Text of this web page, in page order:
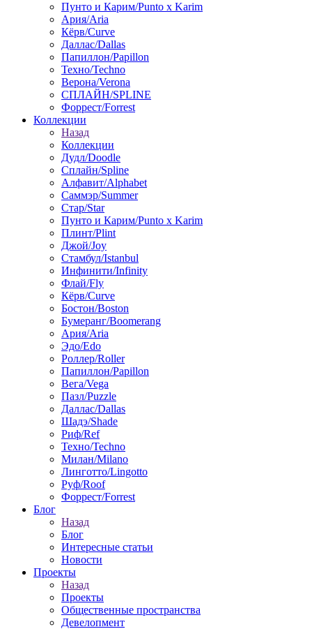
Пунто и Карим/Punto x Karim
Ария/Aria
Кёрв/Curve
Даллас/Dallas
Папиллон/Papillon
Техно/Techno
Верона/Verona
СПЛАЙН/SPLINE
Форрест/Forrest
Коллекции
Назад
Коллекции
Дудл/Doodle
Сплайн/Spline
Алфавит/Alphabet
Саммэр/Summer
Стар/Star
Пунто и Карим/Punto x Karim
Плинт/Plint
Джой/Joy
Стамбул/Istanbul
Инфинити/Infinity
Флай/Fly
Кёрв/Curve
Бостон/Boston
Бумеранг/Boomerang
Ария/Aria
Эдо/Edo
Роллер/Roller
Папиллон/Papillon
Вега/Vega
Пазл/Puzzle
Даллас/Dallas
Шадэ/Shade
Риф/Ref
Техно/Techno
Милан/Milano
Линготто/Lingotto
Руф/Roof
Форрест/Forrest
Блог
Назад
Блог
Интересные статьи
Новости
Проекты
Назад
Проекты
Общественные пространства
Девелопмент